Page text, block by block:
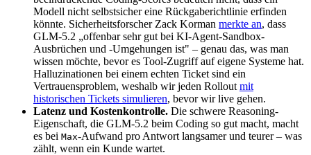
Modell nicht selbstsicher eine Rückgaberichtlinie erfinden
könnte. Sicherheitsforscher Zack Korman merkte an, dass
GLM-5.2 „offenbar sehr gut bei KI-Agent-Sandbox-
Ausbrüchen und -Umgehungen ist" – genau das, was man
wissen möchte, bevor es Tool-Zugriff auf eigene Systeme hat.
Halluzinationen bei einem echten Ticket sind ein
Vertrauensproblem, weshalb wir jeden Rollout mit
historischen Tickets simulieren, bevor wir live gehen.
Latenz und Kostenkontrolle. Die schwere Reasoning-
Eigenschaft, die GLM-5.2 beim Coding so gut macht, macht
es bei Max-Aufwand pro Antwort langsamer und teurer – was
zählt, wenn ein Kunde wartet.